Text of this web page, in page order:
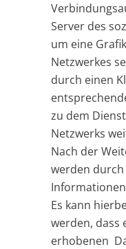
Server des
um eine
Netzwerkes
durch einen
zu dem
Netzwerks
Nach der
werden durch
Es kann
werden, dass
erhobenen